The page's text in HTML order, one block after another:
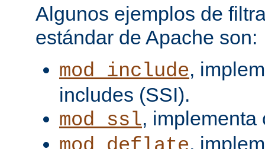
Algunos ejemplos de
estándar de Apache son:
mod_include,
includes (SSI).
mod_ssl, implementa
,